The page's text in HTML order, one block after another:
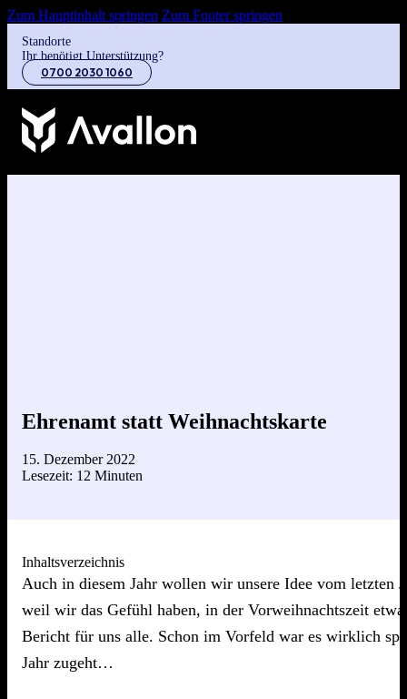
Zum Hauptinhalt springen Zum Footer springen
Standorte
Ihr benötigt Unterstützung?
0700 2030 1060
Ehrenamt statt Weihnachtskarte
15. Dezember 2022
Lesezeit: 12 Minuten
Inhaltsverzeichnis
Auch in diesem Jahr wollen wir unsere Idee vom letzten
weil wir das Gefühl haben, in der Vorweihnachtszeit
Bericht für uns alle. Schon im Vorfeld war es wirklich
Jahr zugeht…